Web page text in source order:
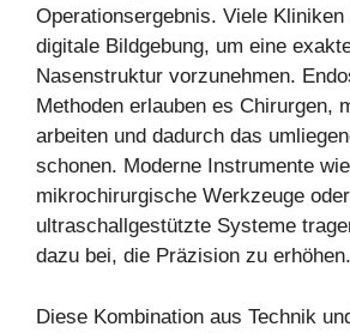
Operationsergebnis. Viele
digitale Bildgebung, um eine
Nasenstruktur vorzunehmen.
Methoden erlauben es Chirurgen,
arbeiten und dadurch das
schonen. Moderne Instrumente wie
mikrochirurgische Werkzeuge oder
ultraschallgestützte Systeme
dazu bei, die Präzision zu erhöhen.
Diese Kombination aus Technik